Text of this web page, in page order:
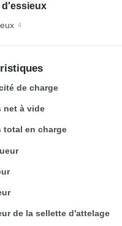
d'essieux
de charge
net à vide
total en charge
de la sellette d'attelage